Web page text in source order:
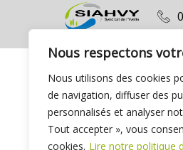
Nous respectons
Nous utilisons des cookies
de navigation, diffuser des
personnalisés et analyser
Tout accepter », vous
cookies. Lire notre politique